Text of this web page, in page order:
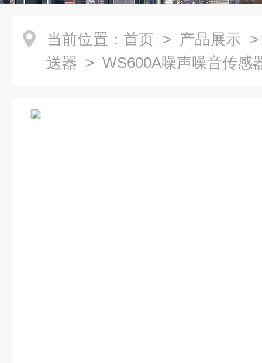
当前位置： 首页 > 产品展示
送器 > WS600A噪声噪音传感